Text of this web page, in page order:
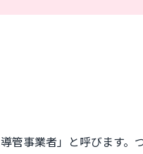
管事業者」と呼びます。